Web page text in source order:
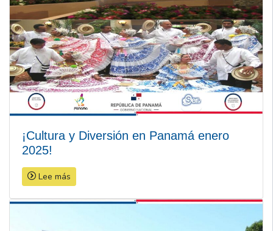
¡Cultura y Diversión en Panamá enero
2025!
Lee más